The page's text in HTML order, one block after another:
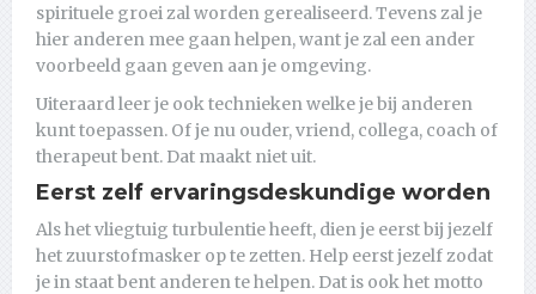
spirituele groei zal worden gerealiseerd. Tevens zal je
hier anderen mee gaan helpen, want je zal een ander
voorbeeld gaan geven aan je omgeving.
Uiteraard leer je ook technieken welke je bij anderen
kunt toepassen. Of je nu ouder, vriend, collega, coach of
therapeut bent. Dat maakt niet uit.
Eerst zelf ervaringsdeskundige worden
Als het vliegtuig turbulentie heeft, dien je eerst bij jezelf
het zuurstofmasker op te zetten. Help eerst jezelf zodat
je in staat bent anderen te helpen. Dat is ook het motto